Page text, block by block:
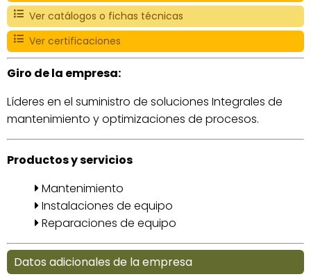
Ver catálogos o fichas técnicas
Ver certificaciones
Giro de la empresa:
Líderes en el suministro de soluciones Integrales de
mantenimiento y optimizaciones de procesos.
Productos y servicios
Mantenimiento
Instalaciones de equipo
Reparaciones de equipo
Datos adicionales de la empresa